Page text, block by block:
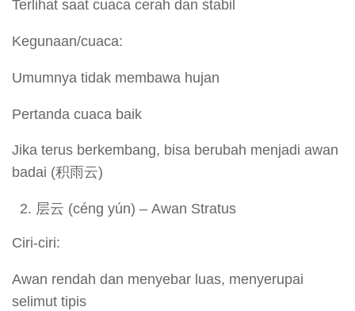
Terlihat saat cuaca cerah dan stabil
Kegunaan/cuaca:
Umumnya tidak membawa hujan
Pertanda cuaca baik
Jika terus berkembang, bisa berubah menjadi awan
badai (积雨云)
层云 (céng yún) – Awan Stratus
Ciri-ciri:
Awan rendah dan menyebar luas, menyerupai
selimut tipis